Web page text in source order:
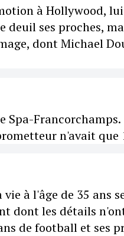
à Hollywood,
ses proches,
dont Michael
Spa-
n'avait que
à l'âge de 35 ans
dont les détails
de football et ses